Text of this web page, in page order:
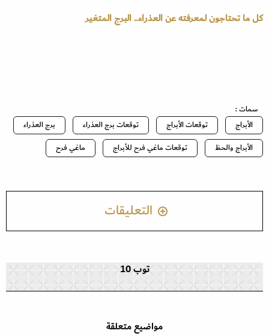
كل ما تحتاجون لمعرفته عن العذراء.. البرج المتغير
سمات :
الأبراج
توقعات الأبراج توقعات برج العذراء
برج العذراء
الأبراج والحظ
توقعات ماغي فرح للأبراج ماغي فرح
التعليقات
توب 10
مواضيع متعلقة